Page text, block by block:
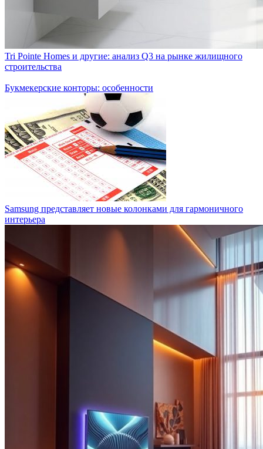
Tri Pointe Homes и другие: анализ Q3 на рынке жилищного
строительства
Букмекерские конторы: особенности
Samsung представляет новые колонками для гармоничного
интерьера